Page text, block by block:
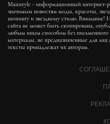
Mainstyle - информационный интернет-
значимым новостям моды, красоты,
шопингу и звездному стилю. Внимание!
сайта не может быть скопирована,
любым иным способом без письменного
материалы, не предназначенные для
тексты принадлежат их авторам.